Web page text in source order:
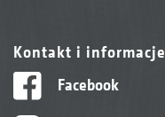
Kontakt i informacje
Facebook